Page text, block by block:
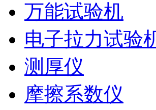
万能试验机
电子拉力试验
测厚仪
摩擦系数仪